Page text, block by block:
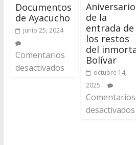
Documentos
de Ayacucho
junio 25, 2024
Comentarios
desactivados
Aniversario
de la
entrada de
los restos
del
Bolívar
octubre 14,
2025
Comentarios
desactivados